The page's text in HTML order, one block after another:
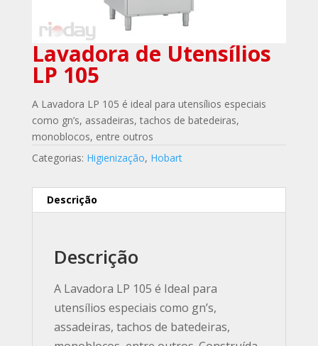
Lavadora de Utensílios
LP 105
A Lavadora LP 105 é ideal para utensílios especiais
como gn’s, assadeiras, tachos de batedeiras,
monoblocos, entre outros
Categorias: Higienização, Hobart
Descrição
Descrição
A Lavadora LP 105 é Ideal para
utensílios especiais como gn’s,
assadeiras, tachos de batedeiras,